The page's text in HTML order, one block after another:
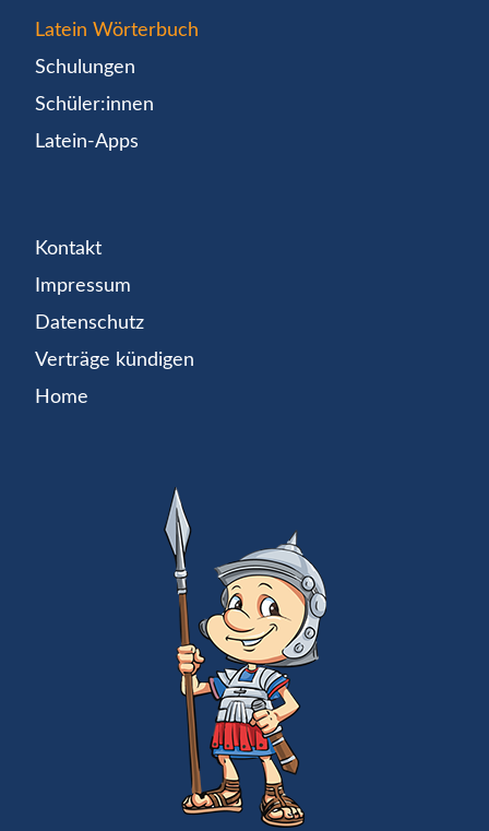
Latein Wörterbuch
Schulungen
Schüler:innen
Latein-Apps
Kontakt
Impressum
Datenschutz
Verträge kündigen
Home